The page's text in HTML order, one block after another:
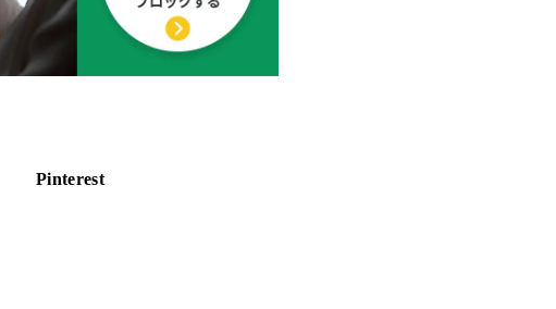
Pinterest